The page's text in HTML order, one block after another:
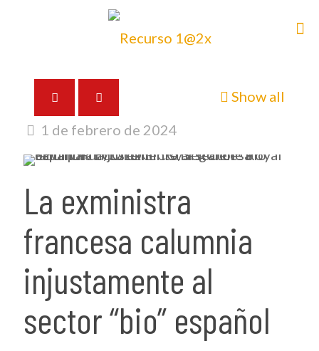
Show all
1 de febrero de 2024
La exministra
francesa calumnia
injustamente al
sector “bio” español